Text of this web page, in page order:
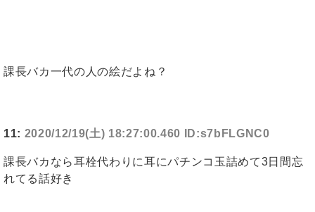
課長バカ一代の人の絵だよね？
11: 2020/12/19(土) 18:27:00.460 ID:s7bFLGNC0
課長バカなら耳栓代わりに耳にパチンコ玉詰めて3日間忘
れてる話好き